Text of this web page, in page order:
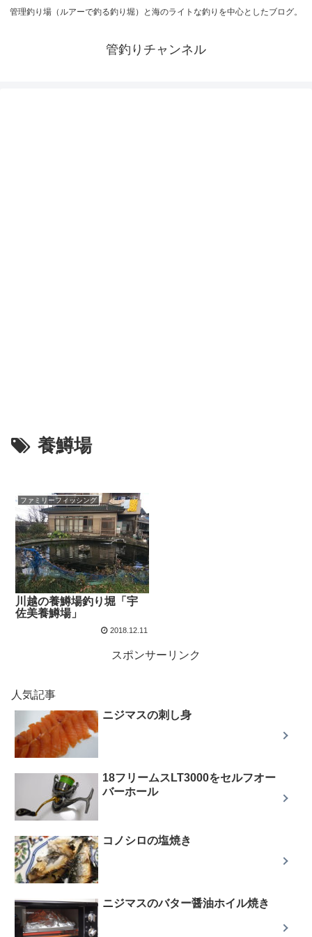
管理釣り場（ルアーで釣る釣り堀）と海のライトな釣りを中心としたブログ。
管釣りチャンネル
養鱒場
ファミリーフィッシング
川越の養鱒場釣り堀「宇
佐美養鱒場」
2018.12.11
スポンサーリンク
人気記事
ニジマスの刺し身
18フリームスLT3000をセルフオー
バーホール
コノシロの塩焼き
ニジマスのバター醤油ホイル焼き